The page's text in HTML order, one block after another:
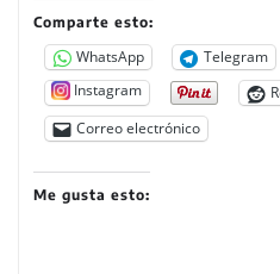
Comparte esto:
WhatsApp
Telegram
Instagram
Correo electrónico
Me gusta esto: